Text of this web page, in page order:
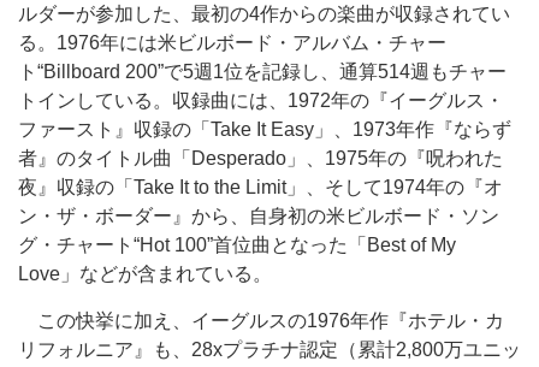
ルダーが参加した、最初の4作からの楽曲が収録されてい
る。1976年には米ビルボード・アルバム・チャー
ト“Billboard 200”で5週1位を記録し、通算514週もチャー
トインしている。収録曲には、1972年の『イーグルス・
ファースト』収録の「Take It Easy」、1973年作『ならず
者』のタイトル曲「Desperado」、1975年の『呪われた
夜』収録の「Take It to the Limit」、そして1974年の『オ
ン・ザ・ボーダー』から、自身初の米ビルボード・ソン
グ・チャート“Hot 100”首位曲となった「Best of My
Love」などが含まれている。
この快挙に加え、イーグルスの1976年作『ホテル・カ
リフォルニア』も、28xプラチナ認定（累計2,800万ユニッ